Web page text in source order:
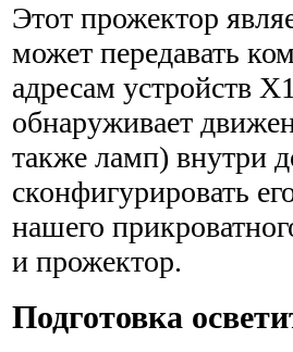
Этот прожектор
может передавать
адресам устройств
обнаруживает
также ламп)
сконфигурировать
нашего
и прожектор.
Подготовка